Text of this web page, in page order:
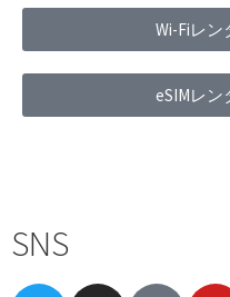
Wi-Fiレン
eSIMレン
SNS